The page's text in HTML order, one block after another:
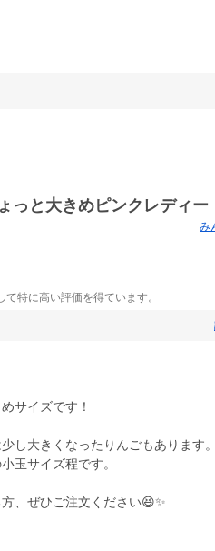
っと大きめピンクレディー
み
特に高い評価を得ています。
サイズです！
し大きくなったりんごもあります。
玉サイズ程です。
、ぜひご注文ください😆✨